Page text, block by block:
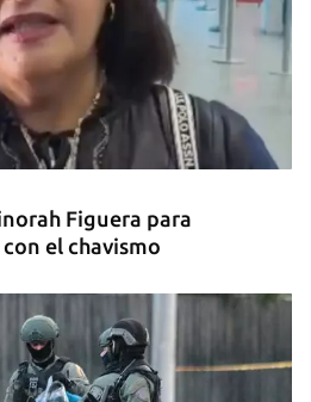
Figuera para
el chavismo